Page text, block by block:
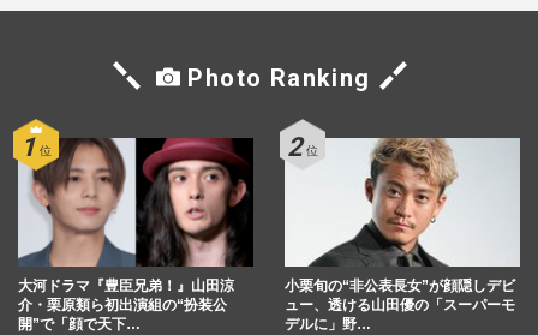
Photo Ranking
大河ドラマ『豊臣兄弟！』山田涼
介・栗原類ら初出演組の“扮装公
開”で「顔で天下…
小栗旬の“非公表長女”が顔隠しデビ
ュー、透ける山田優の「スーパーモ
デルに」野…